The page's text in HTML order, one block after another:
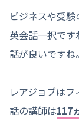
ビジネスや受
英会話一択で
話が良いですね。
レアジョブは
話の講師は117